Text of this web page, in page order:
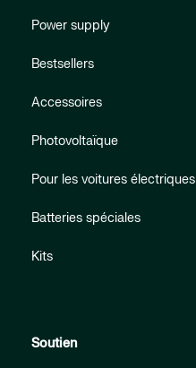
Power supply
Bestsellers
Accessoires
Photovoltaïque
Pour les voitures électriques
Batteries spéciales
Kits
Soutien